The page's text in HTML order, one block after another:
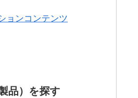
ョンコンテンツ
品）を探す